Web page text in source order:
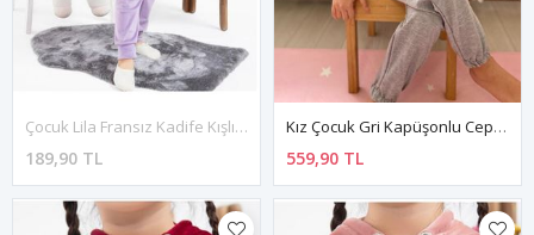
Çocuk Lila Fransız Kadife Kışlık Ponponlu Ayıcıklı Takım 3P-4090
189,90 TL
Kız Çocuk Gri Kapüşonlu Cepli Eşofman Takımı 4S-4087
559,90 TL